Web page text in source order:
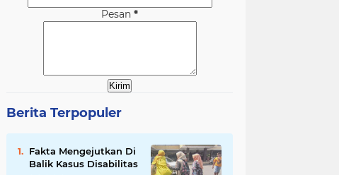
Pesan *
Berita Terpopuler
Fakta Mengejutkan Di
Balik Kasus Disabilitas